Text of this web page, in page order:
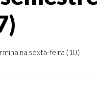
na sexta-feira (10)